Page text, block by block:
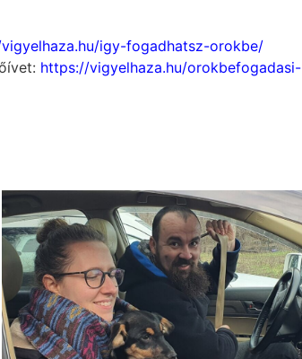
igy-fogadhatsz-orokbe/
https://vigyelhaza.hu/orokbefogadasi-